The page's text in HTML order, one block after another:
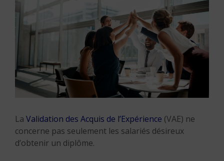
La Validation des Acquis de l’Expérience (VAE) ne
concerne pas seulement les salariés désireux
d’obtenir un diplôme.